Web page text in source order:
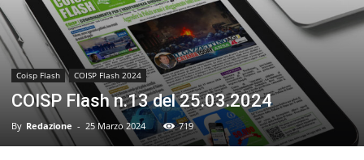
Coisp Flash COISP Flash 2024
COISP Flash n.13 del 25.03.2024
By Redazione - 25 Marzo 2024 719